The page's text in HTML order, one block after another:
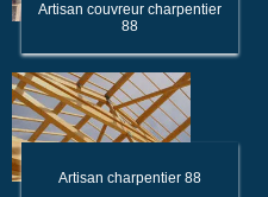
Artisan couvreur charpentier
88
Artisan charpentier 88